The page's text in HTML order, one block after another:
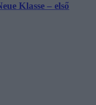
Klasse – első